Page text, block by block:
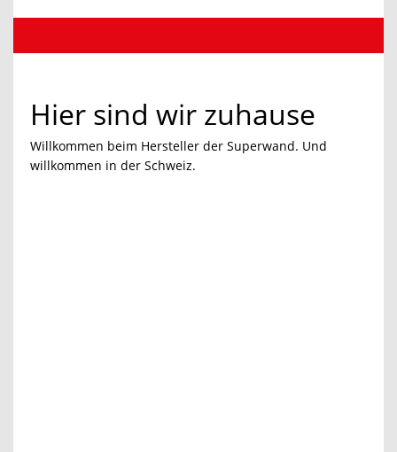
Hier sind wir zuhause
Willkommen beim Hersteller der Superwand. Und
willkommen in der Schweiz.